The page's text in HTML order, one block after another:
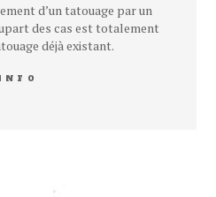
d’un tatouage par un
des cas est totalement
déjà existant.